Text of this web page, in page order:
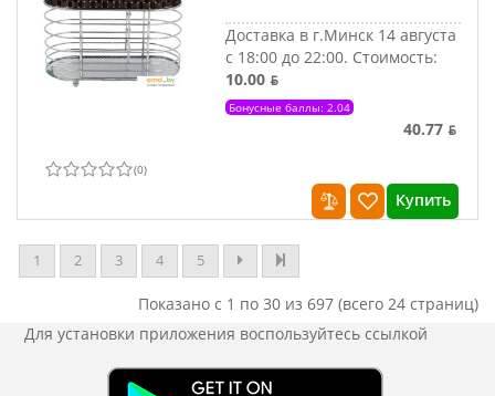
Доставка в г.Минск 14 августа
с 18:00 до 22:00. Стоимость:
10.00 ƃ
Бонусные баллы: 2.04
40.77 ƃ
(0)
Купить
1 2 3 4 5
Показано с 1 по 30 из 697 (всего 24 страниц)
Для установки приложения воспользуйтесь ссылкой